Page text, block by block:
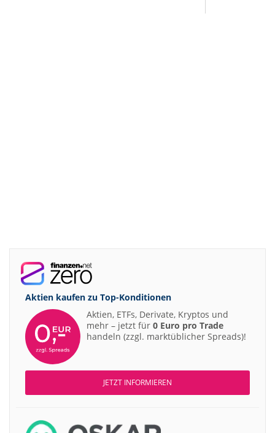
Aktien kaufen zu Top-Konditionen
Aktien, ETFs, Derivate, Kryptos und
mehr – jetzt für 0 Euro pro Trade
handeln (zzgl. marktüblicher Spreads)!
JETZT INFORMIEREN